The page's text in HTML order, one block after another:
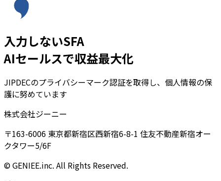
入力しないSFA
AIセールスで収益最大化
JIPDECのプライバシーマーク認証を取得し、個人情報の保
護に努めています
株式会社ジーニー
〒163-6006 東京都新宿区西新宿6-8-1 住友不動産新宿オー
クタワー5/6F
© GENIEE.inc. All Rights Reserved.